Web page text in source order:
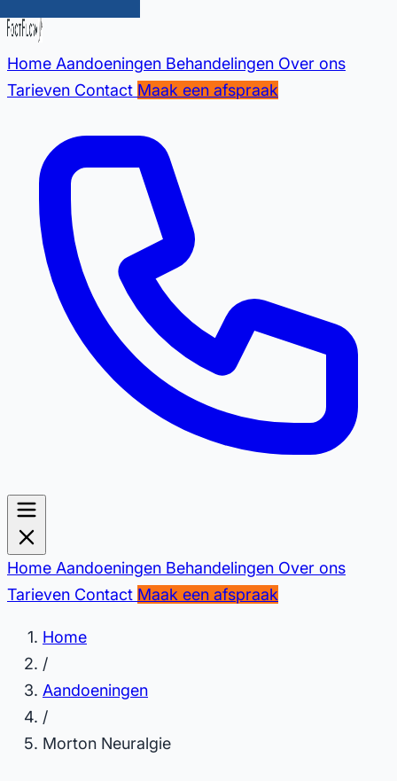
Home Aandoeningen Behandelingen Over ons
Tarieven Contact Maak een afspraak
Home Aandoeningen Behandelingen Over ons
Tarieven Contact Maak een afspraak
Home
/
Aandoeningen
/
Morton Neuralgie